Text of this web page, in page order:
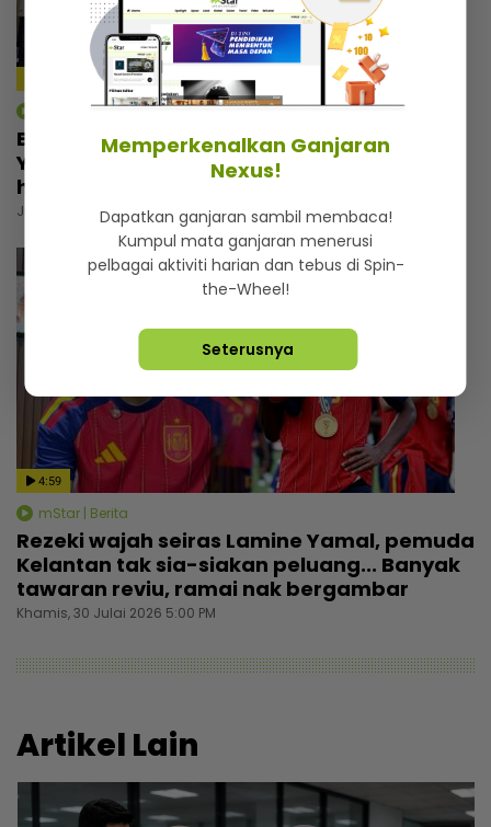
mStar | Berita
Bukan sekadar tempat berlindung,
Yayasan Chow Kit simpan kisah menyayat
hati
Jumaat, 31 Julai 2026 6:00 PM
4:59
mStar | Berita
Rezeki wajah seiras Lamine Yamal, pemuda
Kelantan tak sia-siakan peluang... Banyak
tawaran reviu, ramai nak bergambar
Khamis, 30 Julai 2026 5:00 PM
Artikel Lain
Memperkenalkan Ganjaran
Nexus!
Dapatkan ganjaran sambil membaca!
Kumpul mata ganjaran menerusi
pelbagai aktiviti harian dan tebus di Spin-
the-Wheel!
Seterusnya